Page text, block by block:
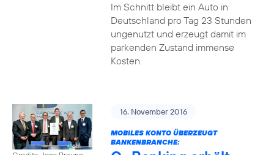
Im Schnitt bleibt ein Auto in
Deutschland pro Tag 23 Stunden
ungenutzt und erzeugt damit im
parkenden Zustand immense
Kosten.
16. November 2016
MOBILES KONTO ÜBERZEUGT
BANKENBRANCHE: